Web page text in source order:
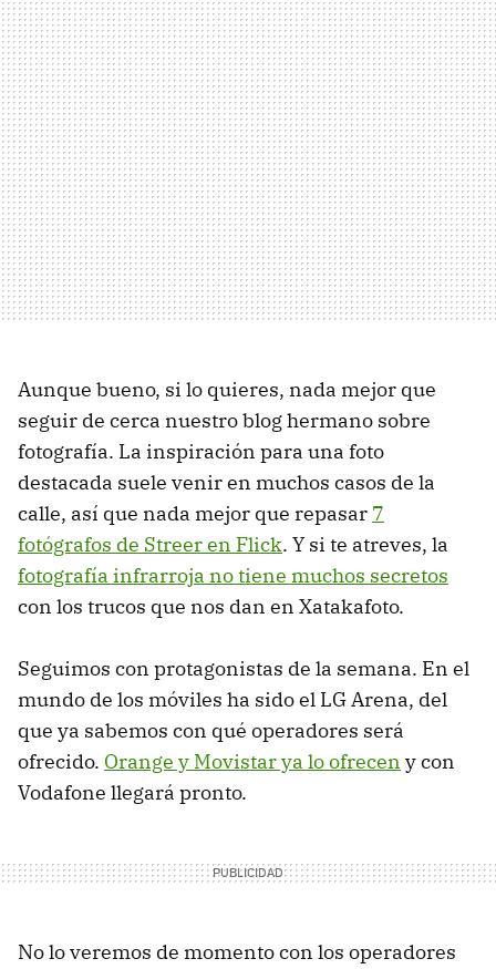
Aunque bueno, si lo quieres, nada mejor que
seguir de cerca nuestro blog hermano sobre
fotografía. La inspiración para una foto
destacada suele venir en muchos casos de la
calle, así que nada mejor que repasar 7
fotógrafos de Streer en Flick. Y si te atreves, la
fotografía infrarroja no tiene muchos secretos
con los trucos que nos dan en Xatakafoto.
Seguimos con protagonistas de la semana. En el
mundo de los móviles ha sido el LG Arena, del
que ya sabemos con qué operadores será
ofrecido. Orange y Movistar ya lo ofrecen y con
Vodafone llegará pronto.
No lo veremos de momento con los operadores